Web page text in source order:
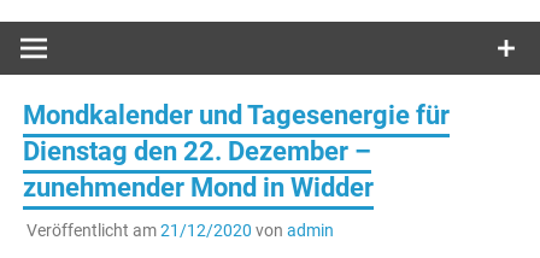
Mondkalender und Tagesenergie für
Dienstag den 22. Dezember –
zunehmender Mond in Widder
Veröffentlicht am21/12/2020 von admin